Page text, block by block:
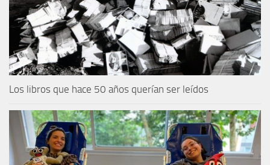
Los libros que hace 50 años querían ser leídos